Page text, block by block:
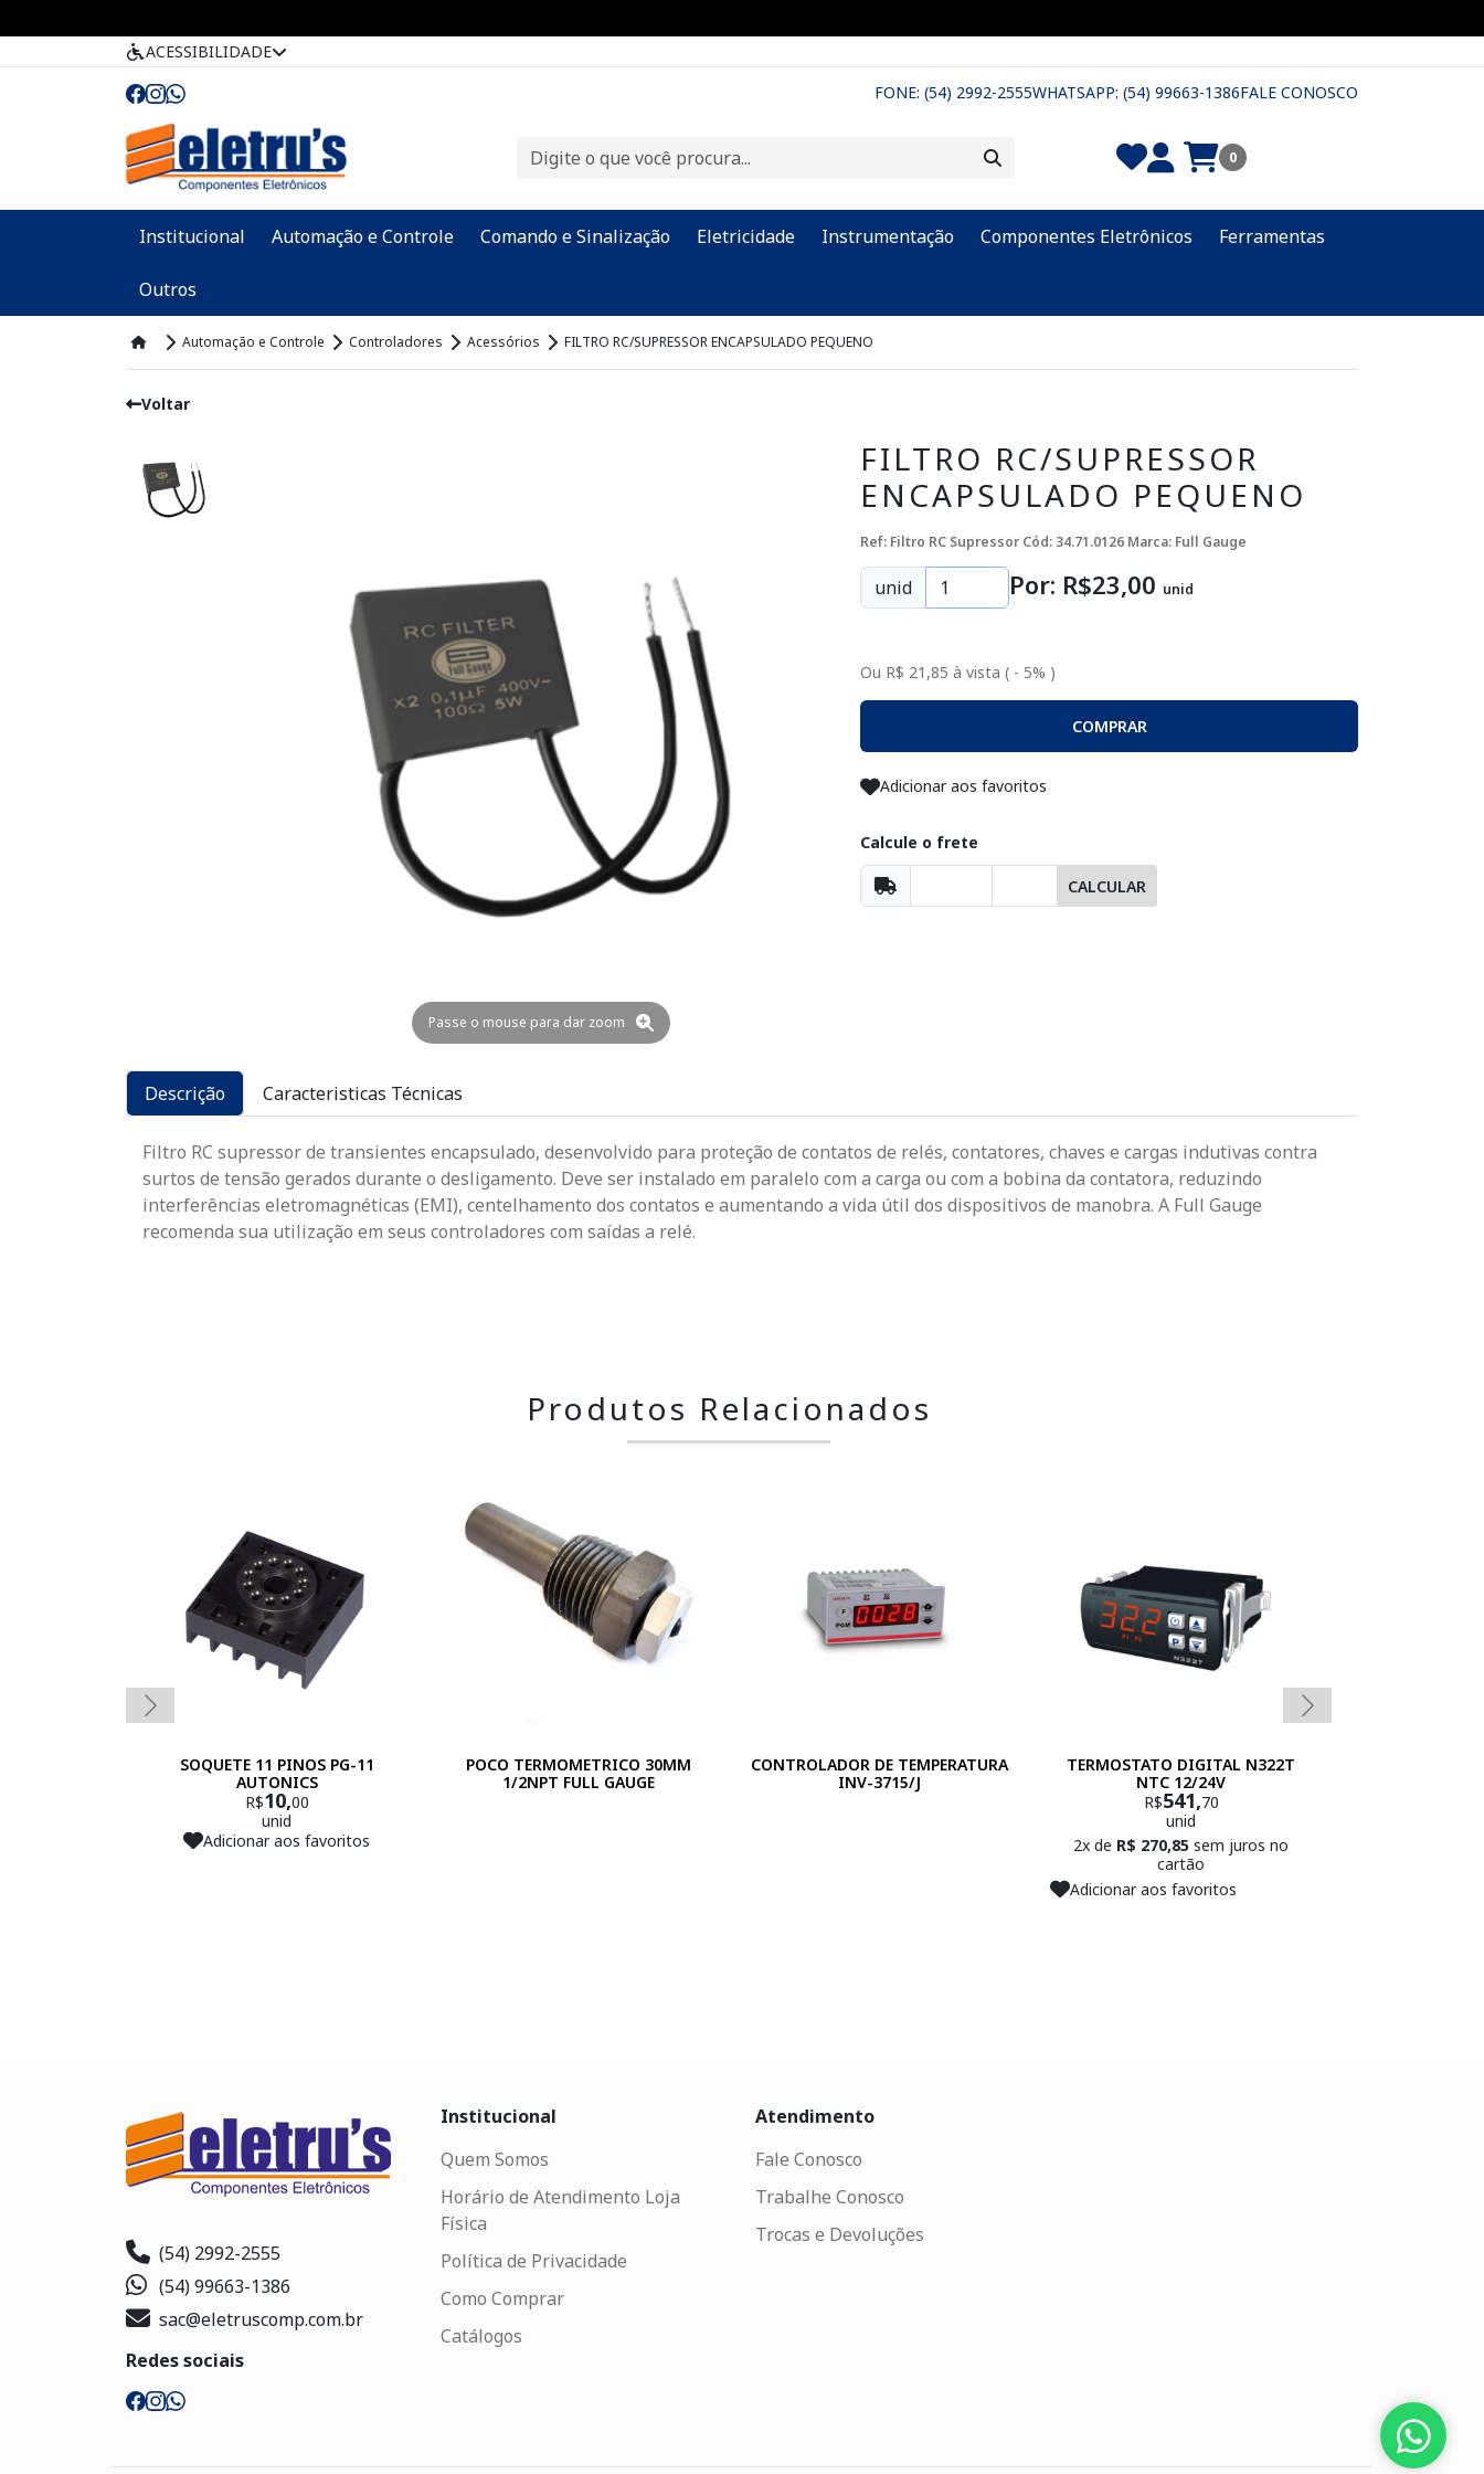
ACESSIBILIDADE
FONE: (54) 2992-2555WHATSAPP: (54) 99663-1386FALE CONOSCO
0
Institucional Automação e Controle Comando e Sinalização Eletricidade Instrumentação Componentes Eletrônicos Ferramentas
Outros
Automação e Controle Controladores Acessórios FILTRO RC/SUPRESSOR ENCAPSULADO PEQUENO
Voltar
Passe o mouse para dar zoom
FILTRO RC/SUPRESSOR
ENCAPSULADO PEQUENO
Ref: Filtro RC Supressor Cód: 34.71.0126 Marca: Full Gauge
unid Por: R$23,00 unid
Ou R$ 21,85 à vista ( - 5% )
COMPRAR
Adicionar aos favoritos
Calcule o frete
CALCULAR
Descrição Caracteristicas Técnicas
Filtro RC supressor de transientes encapsulado, desenvolvido para proteção de contatos de relés, contatores, chaves e cargas indutivas contra
surtos de tensão gerados durante o desligamento. Deve ser instalado em paralelo com a carga ou com a bobina da contatora, reduzindo
interferências eletromagnéticas (EMI), centelhamento dos contatos e aumentando a vida útil dos dispositivos de manobra. A Full Gauge
recomenda sua utilização em seus controladores com saídas a relé.
Produtos Relacionados
SOQUETE 11 PINOS PG-11
AUTONICS
R$10,00
unid
Adicionar aos favoritos
POCO TERMOMETRICO 30MM
1/2NPT FULL GAUGE
CONTROLADOR DE TEMPERATURA
INV-3715/J
TERMOSTATO DIGITAL N322T
NTC 12/24V
R$541,70
unid
2x de R$ 270,85 sem juros no
cartão
Adicionar aos favoritos
(54) 2992-2555
(54) 99663-1386
sac@eletruscomp.com.br
Redes sociais
Institucional
Quem Somos
Horário de Atendimento Loja
Física
Política de Privacidade
Como Comprar
Catálogos
Atendimento
Fale Conosco
Trabalhe Conosco
Trocas e Devoluções